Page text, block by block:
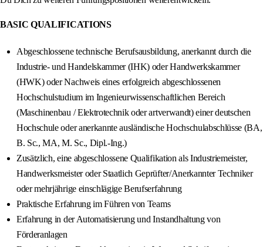
BASIC QUALIFICATIONS
Abgeschlossene technische Berufsausbildung, anerkannt durch die
Industrie- und Handelskammer (IHK) oder Handwerkskammer
(HWK) oder Nachweis eines erfolgreich abgeschlossenen
Hochschulstudium im Ingenieurwissenschaftlichen Bereich
(Maschinenbau / Elektrotechnik oder artverwandt) einer deutschen
Hochschule oder anerkannte ausländische Hochschulabschlüsse (BA,
B. Sc., MA, M. Sc., Dipl.-Ing.)
Zusätzlich, eine abgeschlossene Qualifikation als Industriemeister,
Handwerksmeister oder Staatlich Geprüfter/Anerkannter Techniker
oder mehrjährige einschlägige Berufserfahrung
Praktische Erfahrung im Führen von Teams
Erfahrung in der Automatisierung und Instandhaltung von
Förderanlagen